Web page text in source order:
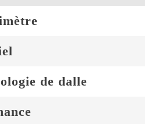
de dalle